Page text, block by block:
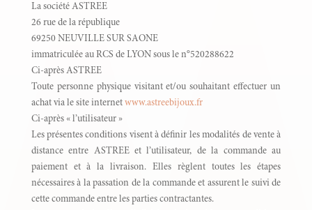
La société ASTREE
26 rue de la république
69250 NEUVILLE SUR SAONE
immatriculée au RCS de LYON sous le n°520288622
Ci-après ASTREE
Toute personne physique visitant et/ou souhaitant effectuer un
achat via le site internet www.astreebijoux.fr
Ci-après « l’utilisateur »
Les présentes conditions visent à définir les modalités de vente à
distance entre ASTREE et l’utilisateur, de la commande au
paiement et à la livraison. Elles règlent toutes les étapes
nécessaires à la passation de la commande et assurent le suivi de
cette commande entre les parties contractantes.